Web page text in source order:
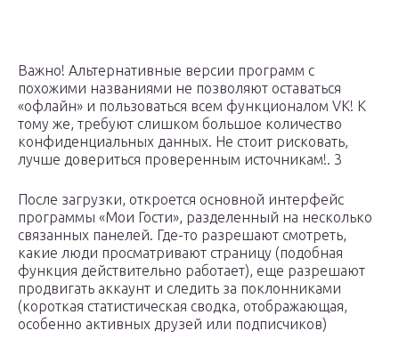
Важно! Альтернативные версии программ с
похожими названиями не позволяют оставаться
«офлайн» и пользоваться всем функционалом VK! К
тому же, требуют слишком большое количество
конфиденциальных данных. Не стоит рисковать,
лучше довериться проверенным источникам!. 3
После загрузки, откроется основной интерфейс
программы «Мои Гости», разделенный на несколько
связанных панелей. Где-то разрешают смотреть,
какие люди просматривают страницу (подобная
функция действительно работает), еще разрешают
продвигать аккаунт и следить за поклонниками
(короткая статистическая сводка, отображающая,
особенно активных друзей или подписчиков)